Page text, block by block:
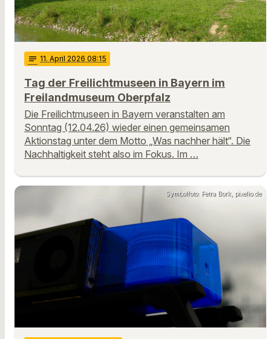
notes 11. April 2026 08:15
Tag der Freilichtmuseen in Bayern im
Freilandmuseum Oberpfalz
Die Freilichtmuseen in Bayern veranstalten am
Sonntag (12.04.26) wieder einen gemeinsamen
Aktionstag unter dem Motto „Was nachher hält“. Die
Nachhaltigkeit steht also im Fokus. Im …
Symbolfoto: Petra Bork, pixelio.de